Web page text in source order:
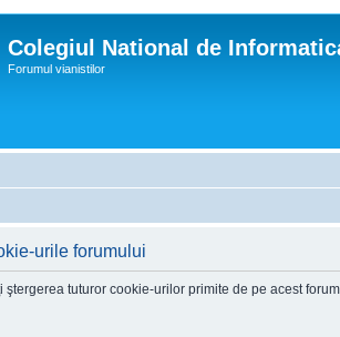
Colegiul National de
Forumul vianistilor
urile forumului
ştergerea tuturor cookie-urilor primite de pe acest